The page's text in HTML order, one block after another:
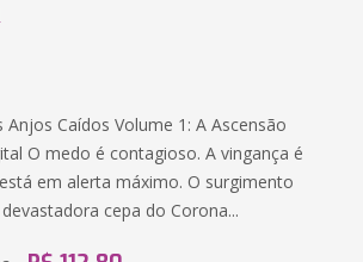
Anjos Caídos Volume 1: A Ascensão
O medo é contagioso. A vingança é
em alerta máximo. O surgimento
cepa do Corona...